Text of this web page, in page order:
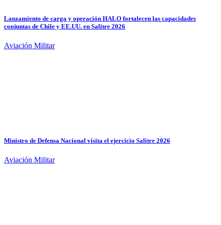
Lanzamiento de carga y operación HALO fortalecen las capacidades
conjuntas de Chile y EE.UU. en Salitre 2026
Aviación Militar
Ministro de Defensa Nacional visita el ejercicio Salitre 2026
Aviación Militar